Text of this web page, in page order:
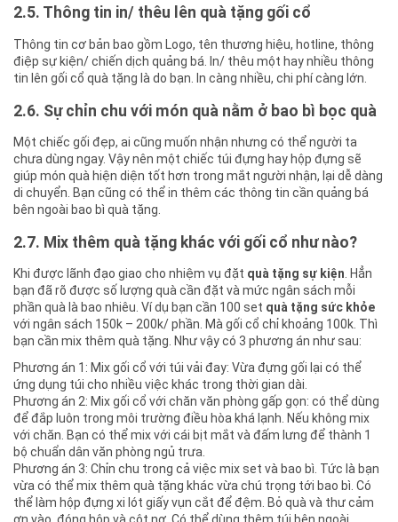
2.5. Thông tin in/ thêu lên quà tặng gối cổ
Thông tin cơ bản bao gồm Logo, tên thương hiệu, hotline, thông
điệp sự kiện/ chiến dịch quảng bá. In/ thêu một hay nhiều thông
tin lên gối cổ quà tặng là do bạn. In càng nhiều, chi phí càng lớn.
2.6. Sự chỉn chu với món quà nằm ở bao bì bọc quà
Một chiếc gối đẹp, ai cũng muốn nhận nhưng có thể người ta
chưa dùng ngay. Vậy nên một chiếc túi đựng hay hộp đựng sẽ
giúp món quà hiện diện tốt hơn trong mắt người nhận, lại dễ dàng
di chuyển. Bạn cũng có thể in thêm các thông tin cần quảng bá
bên ngoài bao bì quà tặng.
2.7. Mix thêm quà tặng khác với gối cổ như nào?
Khi được lãnh đạo giao cho nhiệm vụ đặt quà tặng sự kiện. Hẳn
bạn đã rõ được số lượng quà cần đặt và mức ngân sách mỗi
phần quà là bao nhiêu. Ví dụ bạn cần 100 set quà tặng sức khỏe
với ngân sách 150k – 200k/ phần. Mà gối cổ chỉ khoảng 100k. Thì
bạn cần mix thêm quà tặng. Như vậy có 3 phương án như sau:
Phương án 1: Mix gối cổ với túi vải đay: Vừa đựng gối lại có thể
ứng dụng túi cho nhiều việc khác trong thời gian dài.
Phương án 2: Mix gối cổ với chăn văn phòng gấp gọn: có thể dùng
để đắp luôn trong môi trường điều hòa khá lạnh. Nếu không mix
với chăn. Bạn có thể mix với cái bịt mắt và đấm lưng để thành 1
bộ chuẩn dân văn phòng ngủ trưa.
Phương án 3: Chỉn chu trong cả việc mix set và bao bì. Tức là bạn
vừa có thể mix thêm quà tặng khác vừa chú trọng tới bao bì. Có
thể làm hộp đựng xi lót giấy vụn cắt để đệm. Bỏ quà và thư cảm